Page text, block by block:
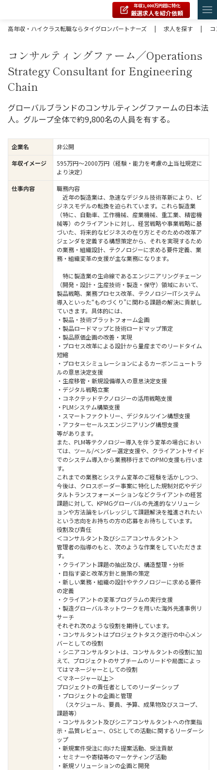
年収1,000万円超に特化
厳選求人を紹介依頼
高年収・ハイクラス転職ならタイグロンパートナーズ
| 求人を探す |
コンサルティングファーム／Operations
Strategy Consultant for Engineering
Chain
グローバルブランドのコンサルティングファームの日本法
人。グループ全体で約9,800名の人員を有する。
企業名
非公開
年収イメージ
595万円〜2000万円（経験・能力を考慮の上当社規定に
より決定）
仕事内容
職務内容
近年の製造業は、急速なデジタル技術革新により、ビ
ジネスモデルの転換を迫られています。これら製造業
（特に、自動車、工作機械、産業機械、重工業、精密機
械等）のクライアントに対し、経営戦略や事業戦略に基
づいた、将来的なビジネスの在り方とそのための改革ア
ジェンダを定義する構想策定から、それを実現するため
の業務・組織設計、テクノロジーに求める要件定義、業
務・組織変革の支援が主な業務になります。
特に製造業の生命線であるエンジニアリングチェーン
（開発・設計・生産技術・製造・保守）領域において、
製品戦略、業務プロセス改革、テクノロジーITシステム
導入といった“ものづくり”に関わる課題の解決に貢献し
ていきます。具体的には、
・製品・技術プラットフォーム企画
・製品ロードマップと技術ロードマップ策定
・製品原価企画の改善・実現
・プロセス改革による設計から量産までのリードタイム
短縮
・プロセスシミュレーションによるカーボンニュートラ
ルの意思決定支援
・生産移管・新規設備導入の意思決定支援
・デジタル戦略立案
・コネクテッドテクノロジーの活用戦略支援
・PLMシステム構築支援
・スマートファクトリー、デジタルツイン構想支援
・アフターセールスエンジニアリング構想支援
等があります。
また、PLM等テクノロジー導入を伴う変革の場合におい
ては、ツール/ベンダー選定支援や、クライアントサイド
でのシステム導入から業務移行までのPMO支援も行いま
す。
これまでの業務とシステム変革のご経験を活かしつつ、
今後は、クロスボーダー事案に特化した規制対応やデジ
タルトランスフォーメーションなどクライアントの経営
課題に対して、KPMGグローバルの先進的なソリューシ
ョンや方法論をレバレッジして課題解決を推進されたい
という志向をお持ちの方の応募をお待ちしています。
役割及び責任
＜コンサルタント及びシニアコンサルタント＞
管理者の指導のもと、次のような作業をしていただきま
す。
・クライアント課題の抽出及び、構造整理・分析
・目指す姿と改革方針と施策の策定
・新しい業務・組織の設計やテクノロジーに求める要件
の定義
・クライアントの変革プログラムの実行支援
・製造グローバルネットワークを用いた海外先進事例リ
サーチ
それぞれ次のような役割を期待しています。
・コンサルタントはプロジェクトタスク遂行の中心メン
バーとしての役割
・シニアコンサルタントは、コンサルタントの役割に加
えて、プロジェクトのサブチームのリードや局面によっ
てはマネージャーとしての役割
＜マネージャー以上＞
プロジェクトの責任者としてのリーダーシップ
・プロジェクトの企画と管理
（スケジュール、要員、予算、成果物及びスコープ、
課題等）
・コンサルタント及びシニアコンサルタントへの作業指
示・品質レビュー、OSとしての活動に関するリーダーシ
ップ
・新規案件受注に向けた提案活動、受注貢献
・セミナーや寄稿等のマーケティング活動
・新規ソリューションの企画と開発